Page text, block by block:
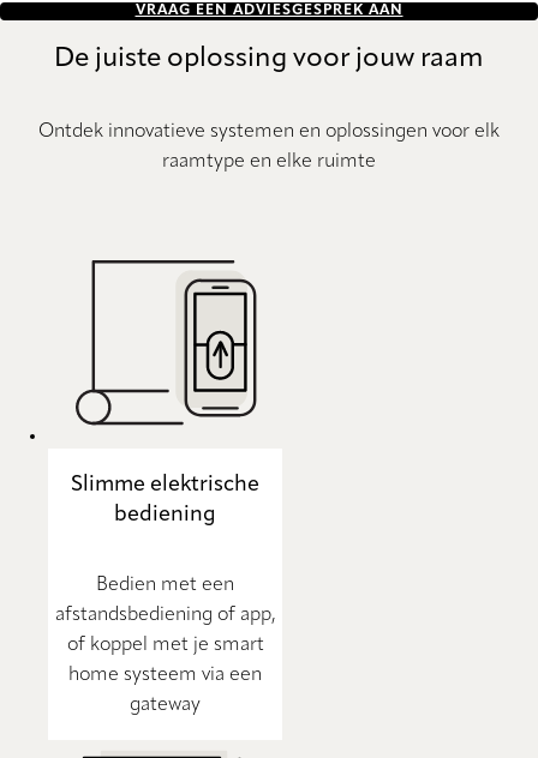
VRAAG EEN ADVIESGESPREK AAN
De juiste oplossing voor jouw raam
Ontdek innovatieve systemen en oplossingen voor elk
raamtype en elke ruimte
Slimme elektrische
bediening
Bedien met een
afstandsbediening of app,
of koppel met je smart
home systeem via een
gateway